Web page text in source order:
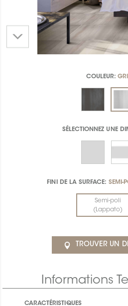
COULEUR:
SÉLECTIONNEZ UNE
FINI DE LA SURFACE: SEMI-
Semi-poli
(Lappato)
TROUVER UN
Informations
CARACTÉRISTIQUES